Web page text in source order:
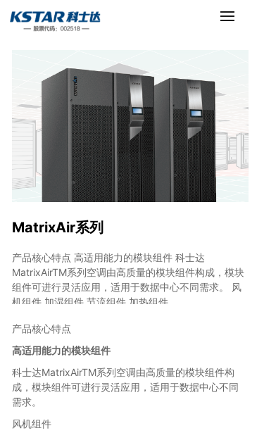
MatrixAir系列
产品核心特点 高适用能力的模块组件 科士达
MatrixAirTM系列空调由高质量的模块组件构成，模块
组件可进行灵活应用，适用于数据中心不同需求。 风
机组件 加湿组件 节流组件 加热组件
产品核心特点
高适用能力的模块组件
科士达MatrixAirTM系列空调由高质量的模块组件构
成，模块组件可进行灵活应用，适用于数据中心不同
需求。
风机组件